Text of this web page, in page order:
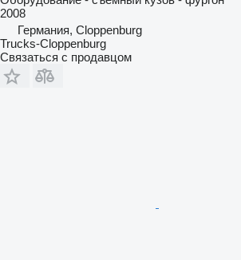
2008
Германия, Cloppenburg
Trucks-Cloppenburg
Связаться с продавцом